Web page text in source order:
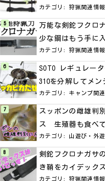
カテゴリ:狩猟関連情報
万能な剣鉈フクロ
少な鋼はもう手に
カテゴリ:狩猟関連情報
SOTO レギュレー
310を分解してメン
カテゴリ:キャンプ関
スッポンの雌雄判
ス 生殖器も食べ
カテゴリ: 山遊び・外
剣鉈フクロナガサ
き鞘をカイデック
カテゴリ:狩猟関連情報